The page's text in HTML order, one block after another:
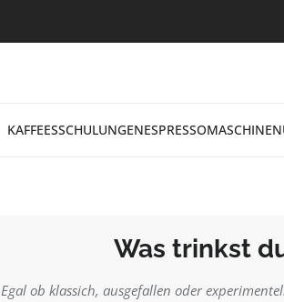
KAFFEESSCHULUNGENESPRESSOMASCHINEN
Was trinkst
Egal ob klassich, ausgefallen oder